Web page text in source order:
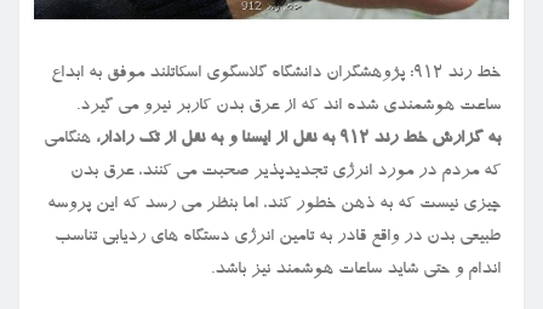
خط رند ۹۱۲: پژوهشگران دانشگاه گلاسگوی اسکاتلند موفق به ابداع
ساعت هوشمندی شده اند که از عرق بدن کاربر نیرو می گیرد.
به گزارش خط رند ۹۱۲ به نقل از ایسنا و به نقل از تک رادار،
هنگامی
که مردم در مورد انرژی تجدیدپذیر صحبت می کنند، عرق بدن
چیزی نیست که به ذهن خطور کند، اما بنظر می رسد که این پروسه
طبیعی بدن در واقع قادر به تامین انرژی دستگاه های ردیابی تناسب
اندام و حتی شاید ساعات هوشمند نیز باشد.